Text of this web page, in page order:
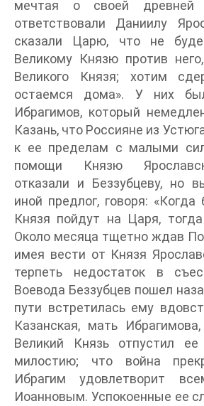
мечтая о своей древней
ответствовали Даниилу
сказали Царю, что не
Великому Князю против
Великого Князя; хотим
остаемся дома». У них
Ибрагимов, который
Казань, что Россияне из
к ее пределам с малыми
помощи Князю
отказали и Беззубцеву, но
иной предлог, говоря: «Когда
Князя пойдут на Царя,
Около месяца тщетно ждав
имея вести от Князя
терпеть недостаток в
Воевода Беззубцев пошел
пути встретилась ему
Казанская, мать
Великий Князь отпустил
милостию; что война
Ибрагим удовлетворит
Иоанновым. Успокоенные ее